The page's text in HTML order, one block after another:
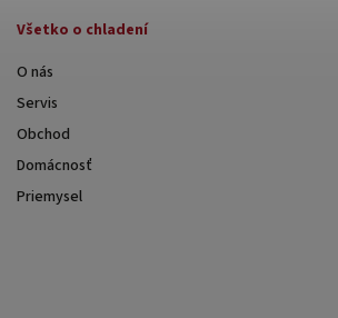
Všetko o chladení
O nás
Servis
Obchod
Domácnosť
Priemysel